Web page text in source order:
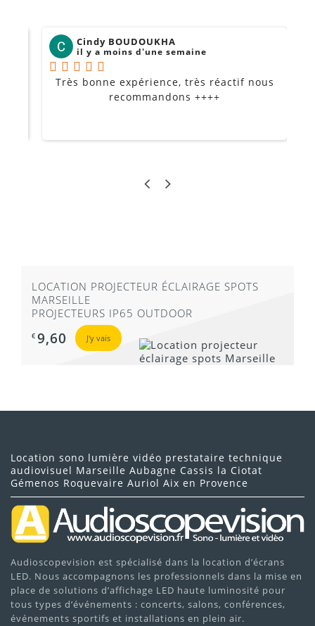
Cindy BOUDOUKHA
il y a moins d'une semaine
Très bonne expérience, très réactif nous
recommandons ++++
LOCATION PROJECTEUR ÉCLAIRAGE SPOTS
MARSEILLE
PROJECTEURS IP65 OUTDOOR
€ 9,60 J'y vais
Location sono lumière vidéo prestataire technique
audiovisuel Marseille Aubagne Cassis la Ciotat
Gémenos Roquevaire Auriol Aix en Provence
Audioscopevision est spécialisé dans la location d’écrans
LED. Nous accompagnons les professionnels dans la mise en
place de solutions d’affichage LED haute luminosité pour
tous types d’événements : concerts, salons, conférences,
événements sportifs et installations en plein air.